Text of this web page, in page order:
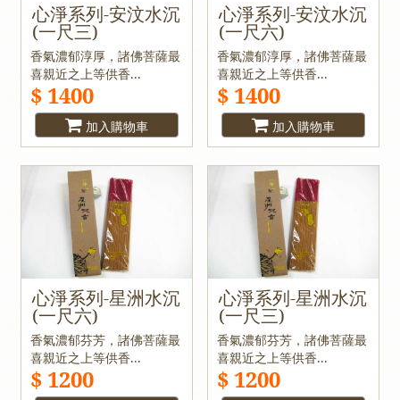
心淨系列-安汶水沉
(一尺三)
香氣濃郁淳厚，諸佛菩薩最
喜親近之上等供香...
$ 1400
加入購物車
心淨系列-安汶水沉
(一尺六)
香氣濃郁淳厚，諸佛菩薩最
喜親近之上等供香...
$ 1400
加入購物車
心淨系列-星洲水沉
(一尺六)
香氣濃郁芬芳，諸佛菩薩最
喜親近之上等供香...
$ 1200
心淨系列-星洲水沉
(一尺三)
香氣濃郁芬芳，諸佛菩薩最
喜親近之上等供香...
$ 1200